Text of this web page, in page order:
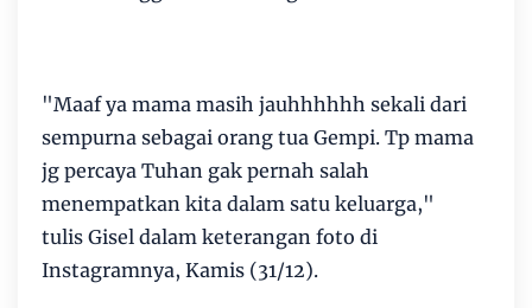
"Maaf ya mama masih jauhhhhhh sekali dari
sempurna sebagai orang tua Gempi. Tp mama
jg percaya Tuhan gak pernah salah
menempatkan kita dalam satu keluarga,"
tulis Gisel dalam keterangan foto di
Instagramnya, Kamis (31/12).